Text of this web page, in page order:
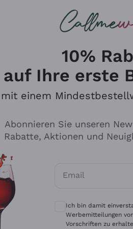
Tenuta San Leonardo
Alessandra Divella
10%
auf Ihre erste
mit einem
Abonnieren Sie unseren
Rabatte, Aktionen und
Email
Optionale
Ich bin damit
Werbemitteilungen
Vorschriften zu